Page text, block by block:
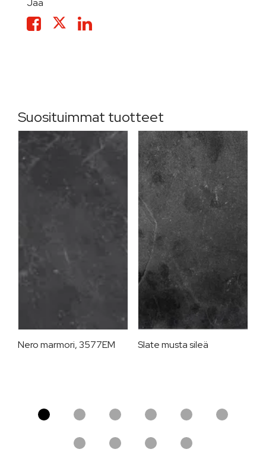
Jaa
Suosituimmat tuotteet
Nero marmori, 3577EM Slate musta sileä